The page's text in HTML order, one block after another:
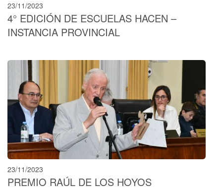
23/11/2023
4° EDICIÓN DE ESCUELAS HACEN –
INSTANCIA PROVINCIAL
23/11/2023
PREMIO RAÚL DE LOS HOYOS